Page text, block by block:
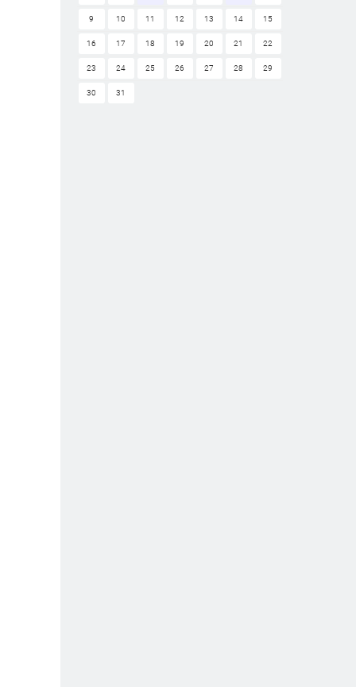
9 10 11 12 13 14 15
16 17 18 19 20 21 22
23 24 25 26 27 28 29
30 31